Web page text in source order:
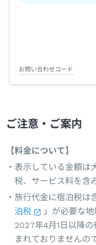
お問い合わせコード
ご注意・ご案内
【料金について】
表示している金額は
税、サービス料を含
旅行代金に宿泊税は
泊税
」が必要な
2027年4月1日以降
まれておりませんの